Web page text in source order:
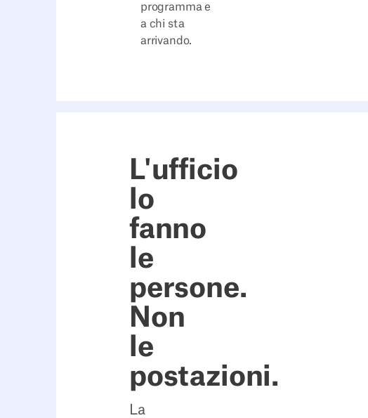
programma e
a chi sta
arrivando.
L'ufficio
lo
fanno
le
persone.
Non
le
postazioni.
La